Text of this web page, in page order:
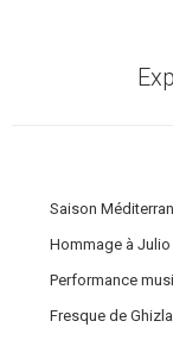
Saison
Hommage à Julio
Performance
Fresque de